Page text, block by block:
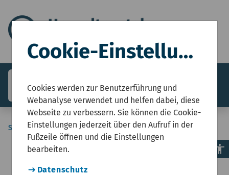
search menuMenü
Sie sind hier: Start
Cookie-Einstellungen
Cookies werden zur Benutzerführung und
Webanalyse verwendet und helfen dabei, diese
Webseite zu verbessern. Sie können die Cookie-
Einstellungen jederzeit über den Aufruf in der
Fußzeile öffnen und die Einstellungen
bearbeiten.
Datenschutz
accessibility